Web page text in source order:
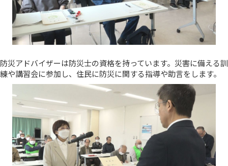
防災アドバイザーは防災士の資格を持っています。災害に備える訓
練や講習会に参加し、住民に防災に関する指導や助言をします。